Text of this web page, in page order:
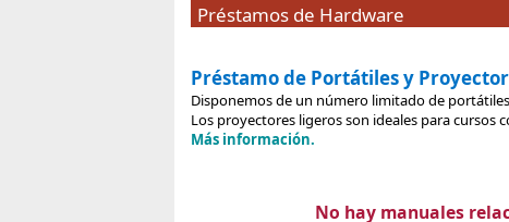
Préstamos de Hardware
Préstamo de Portátiles y
Disponemos de un número limitado de
Los proyectores ligeros son ideales para cursos
Más información.
No hay manuales